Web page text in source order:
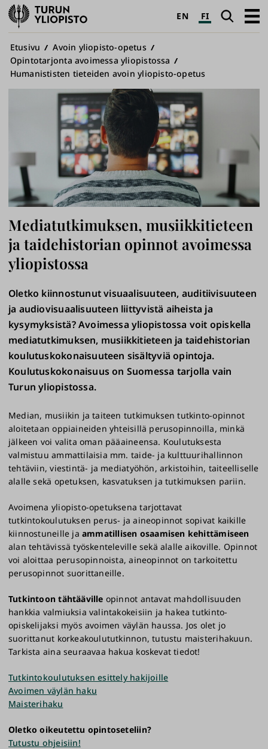
Turun
yliopisto
EN FI Haku
Avaa
Murupolku
Etusivu
Avoin yliopisto-opetus
Opintotarjonta avoimessa yliopistossa
Humanististen tieteiden avoin yliopisto-opetus
Mediatutkimuksen, musiikkitieteen
ja taidehistorian opinnot avoimessa
yliopistossa
Oletko kiinnostunut visuaalisuuteen, auditiivisuuteen
ja audiovisuaalisuuteen liittyvistä aiheista ja
kysymyksistä? Avoimessa yliopistossa voit opiskella
mediatutkimuksen, musiikkitieteen ja taidehistorian
koulutuskokonaisuuteen sisältyviä opintoja.
Koulutuskokonaisuus on Suomessa tarjolla vain
Turun yliopistossa.
Median, musiikin ja taiteen tutkimuksen tutkinto-opinnot
aloitetaan oppiaineiden yhteisillä perusopinnoilla, minkä
jälkeen voi valita oman pääaineensa. Koulutuksesta
valmistuu ammattilaisia mm. taide- ja kulttuurihallinnon
tehtäviin, viestintä- ja mediatyöhön, arkistoihin, taiteelliselle
alalle sekä opetuksen, kasvatuksen ja tutkimuksen pariin.
Avoimena yliopisto-opetuksena tarjottavat
tutkintokoulutuksen perus- ja aineopinnot sopivat kaikille
kiinnostuneille ja ammatillisen osaamisen kehittämiseen
alan tehtävissä työskenteleville sekä alalle aikoville. Opinnot
voi aloittaa perusopinnoista, aineopinnot on tarkoitettu
perusopinnot suorittaneille.
Tutkintoon tähtääville opinnot antavat mahdollisuuden
hankkia valmiuksia valintakokeisiin ja hakea tutkinto-
opiskelijaksi myös avoimen väylän haussa. Jos olet jo
suorittanut korkeakoulututkinnon, tutustu maisterihakuun.
Tarkista aina seuraavaa hakua koskevat tiedot!
Tutkintokoulutuksen esittely hakijoille
Avoimen väylän haku
Maisterihaku
Oletko oikeutettu opintoseteliin?
Tutustu ohjeisiin!